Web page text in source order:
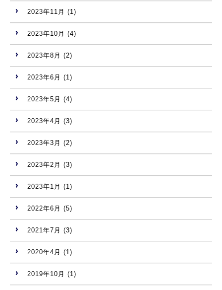
2023年11月 (1)
2023年10月 (4)
2023年8月 (2)
2023年6月 (1)
2023年5月 (4)
2023年4月 (3)
2023年3月 (2)
2023年2月 (3)
2023年1月 (1)
2022年6月 (5)
2021年7月 (3)
2020年4月 (1)
2019年10月 (1)